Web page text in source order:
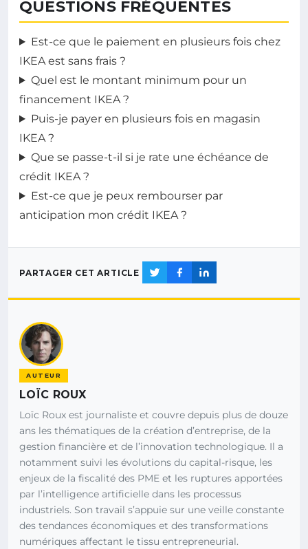
QUESTIONS FRÉQUENTES
Est-ce que le paiement en plusieurs fois chez
IKEA est sans frais ?
Quel est le montant minimum pour un
financement IKEA ?
Puis-je payer en plusieurs fois en magasin
IKEA ?
Que se passe-t-il si je rate une échéance de
crédit IKEA ?
Est-ce que je peux rembourser par
anticipation mon crédit IKEA ?
PARTAGER CET ARTICLE
AUTEUR
LOÏC ROUX
Loïc Roux est journaliste et couvre depuis plus de douze
ans les thématiques de la création d’entreprise, de la
gestion financière et de l’innovation technologique. Il a
notamment suivi les évolutions du capital-risque, les
enjeux de la fiscalité des PME et les ruptures apportées
par l’intelligence artificielle dans les processus
industriels. Son travail s’appuie sur une veille constante
des tendances économiques et des transformations
numériques affectant le tissu entrepreneurial.